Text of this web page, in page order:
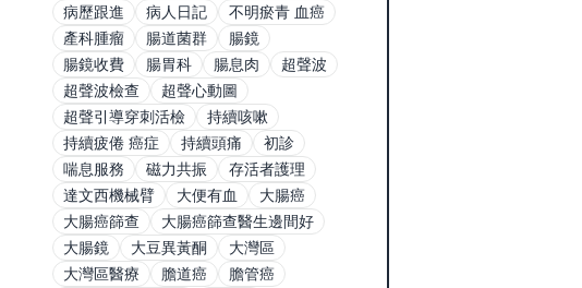
病歷跟進
病人日記
不明瘀青 血癌
產科腫瘤
腸道菌群
腸鏡
腸鏡收費
腸胃科 腸息肉
超聲波
超聲波檢查
超聲心動圖
超聲引導穿刺活檢
持續咳嗽
持續疲倦 癌症
持續頭痛
初診
喘息服務
磁力共振
存活者護理
達文西機械臂
大便有血
大腸癌
大腸癌篩查
大腸癌篩查醫生邊間好
大腸鏡
大豆異黃酮
大灣區
大灣區醫療
膽道癌
膽管癌